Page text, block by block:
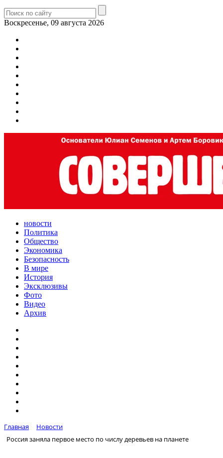
Воскресенье, 09 августа 2026
новости
Политика
Общество
Экономика
Безопасность
В мире
История
Эксклюзивы
Фото
Видео
Архив
Главная
Новости
Россия заняла первое место по числу деревьев на планете